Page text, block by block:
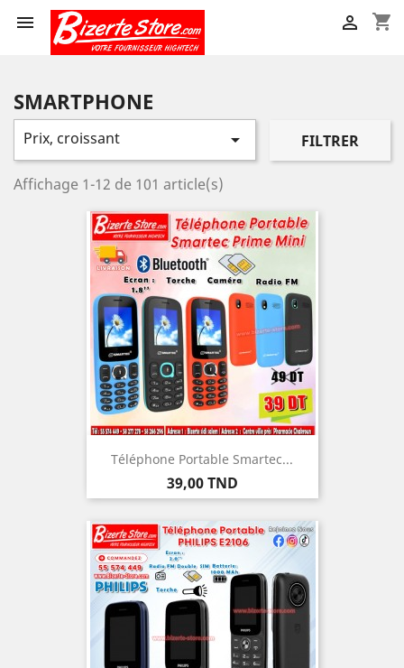
 shopping_cart

SMARTPHONE
Prix, croissant  FILTRER
Affichage 1-12 de 101 article(s)
Téléphone Portable Smartec...
Prix
39,00 TND